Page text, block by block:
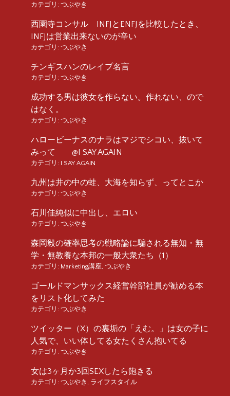
カテゴリ: つぶやき
西園寺コンサル INFJとENFJを比較したとき、
INFJは営業出来ないのが辛い
カテゴリ: つぶやき
チンギスハンのレイプ名言
カテゴリ: つぶやき
成功する男は彼女を作らない。作れない、ので
はなく。
カテゴリ: つぶやき
ハロービーナスのナラはマジでシコい、抜いて
みって @I SAY AGAIN
カテゴリ: I SAY AGAIN
九州は井の中の蛙、大海を知らず、ってとこか
カテゴリ: つぶやき
石川佳純似に中出し、エロい
カテゴリ: つぶやき
森岡毅の確率思考の戦略論に騙される無知・無
学・無教養な本邦の一般大衆たち（1）
カテゴリ: Marketing講座 つぶやき
ゴールドマンサックス経営幹部社員が勧める本
をリスト化してみた
カテゴリ: つぶやき
ツイッター（X）の裏垢の「えむ。」は女の子に
人気で、いい体してる女たくさん抱いてる
カテゴリ: つぶやき
女は3ヶ月か3回SEXしたら飽きる
カテゴリ: つぶやき ライフスタイル